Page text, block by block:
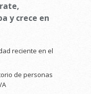
y crece en
reciente en el
de personas